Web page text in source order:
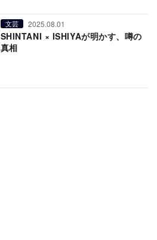
文芸 2025.08.01
SHINTANI × ISHIYAが明かす、噂の
真相